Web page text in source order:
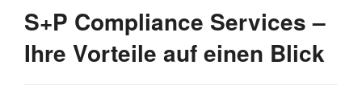
S+P Compliance Services –
Ihre Vorteile auf einen Blick